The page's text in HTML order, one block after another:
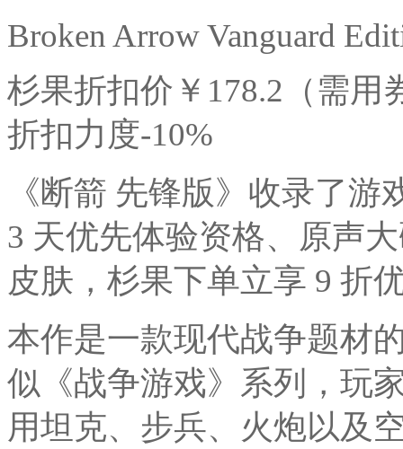
Broken Arrow Vanguard
杉果折扣价￥178.2（需用
折扣力度-10%
《断箭 先锋版》收录了
3 天优先体验资格、原声
皮肤，杉果下单立享 9 折
本作是一款现代战争题材
似《战争游戏》系列，玩
用坦克、步兵、火炮以及